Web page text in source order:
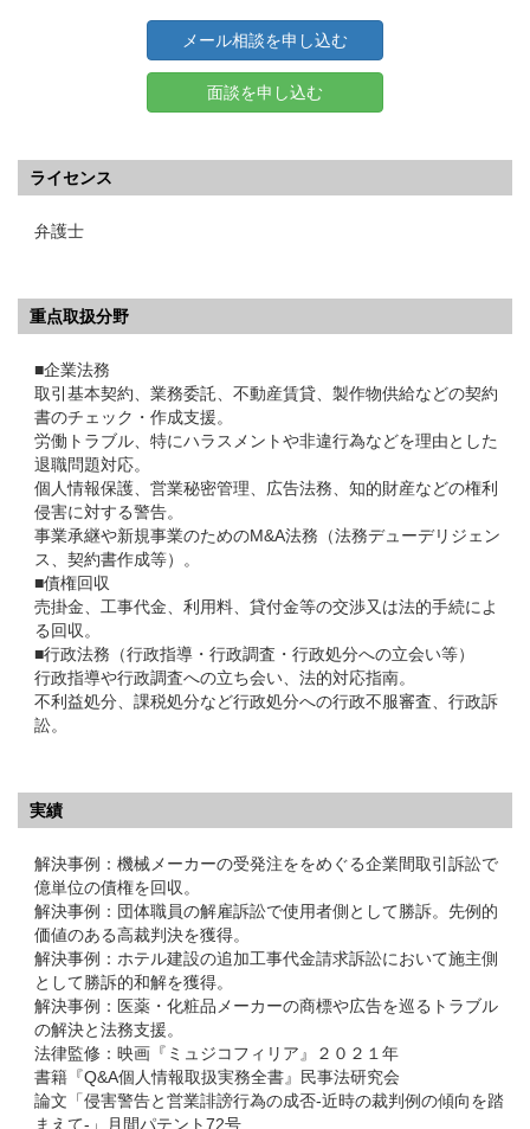
メール相談を申し込む
面談を申し込む
ライセンス
弁護士
重点取扱分野
■企業法務
取引基本契約、業務委託、不動産賃貸、製作物供給などの契約
書のチェック・作成支援。
労働トラブル、特にハラスメントや非違行為などを理由とした
退職問題対応。
個人情報保護、営業秘密管理、広告法務、知的財産などの権利
侵害に対する警告。
事業承継や新規事業のためのM&A法務（法務デューデリジェン
ス、契約書作成等）。
■債権回収
売掛金、工事代金、利用料、貸付金等の交渉又は法的手続によ
る回収。
■行政法務（行政指導・行政調査・行政処分への立会い等）
行政指導や行政調査への立ち会い、法的対応指南。
不利益処分、課税処分など行政処分への行政不服審査、行政訴
訟。
実績
解決事例：機械メーカーの受発注ををめぐる企業間取引訴訟で
億単位の債権を回収。
解決事例：団体職員の解雇訴訟で使用者側として勝訴。先例的
価値のある高裁判決を獲得。
解決事例：ホテル建設の追加工事代金請求訴訟において施主側
として勝訴的和解を獲得。
解決事例：医薬・化粧品メーカーの商標や広告を巡るトラブル
の解決と法務支援。
法律監修：映画『ミュジコフィリア』２０２１年
書籍『Q&A個人情報取扱実務全書』民事法研究会
論文「侵害警告と営業誹謗行為の成否-近時の裁判例の傾向を踏
まえて-」月間パテント72号